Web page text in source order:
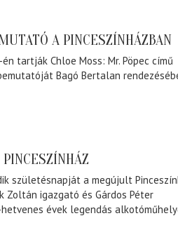
A PINCESZÍNHÁZBAN
tartják Chloe Moss: Mr. Pöpec című
Bagó Bertalan
születésnapját a megújult
Zoltán igazgató és Gárdos Péter
évek legendás